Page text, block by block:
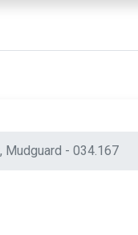
Mudguard - 034.167